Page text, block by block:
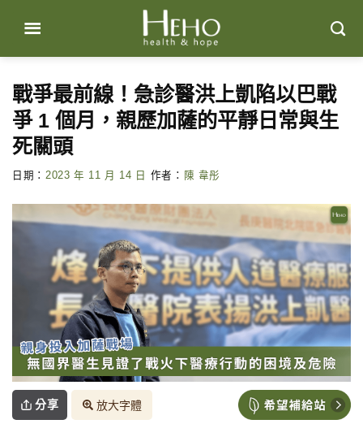
content
戰爭最前線！急診醫洪上凱陷以巴戰
爭 1 個月，親歷加薩的平靜日常與生
死關頭
日期： 2023 年 11 月 14 日 作者： 陳 韋彤
分享 放大字體